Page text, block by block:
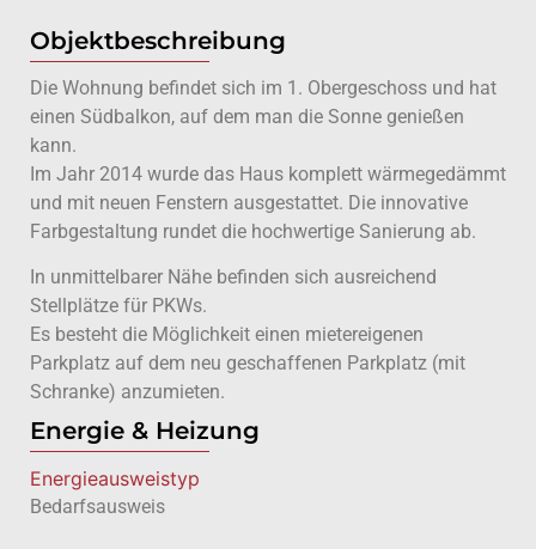
Objektbeschreibung
Die Wohnung befindet sich im 1. Obergeschoss und hat
einen Südbalkon, auf dem man die Sonne genießen
kann.
Im Jahr 2014 wurde das Haus komplett wärmegedämmt
und mit neuen Fenstern ausgestattet. Die innovative
Farbgestaltung rundet die hochwertige Sanierung ab.
In unmittelbarer Nähe befinden sich ausreichend
Stellplätze für PKWs.
Es besteht die Möglichkeit einen mietereigenen
Parkplatz auf dem neu geschaffenen Parkplatz (mit
Schranke) anzumieten.
Energie & Heizung
Energie­ausweistyp
Bedarfsausweis